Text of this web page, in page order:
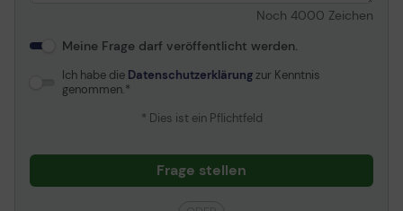
Noch 4000 Zeichen
Meine Frage darf veröffentlicht werden.
Ich habe die Datenschutzerklärungzur Kenntnis
genommen.
* Dies ist ein Pflichtfeld
Frage stellen